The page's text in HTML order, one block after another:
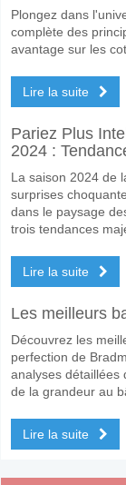
Plongez dans
complète des
avantage sur les
Lire la suite
Pariez Plus
2024 :
La saison 2024 de
surprises
dans le paysage
trois tendances
Lire la suite
Les meilleurs
Découvrez les
perfection de
analyses détaillées
de la grandeur au
Lire la suite